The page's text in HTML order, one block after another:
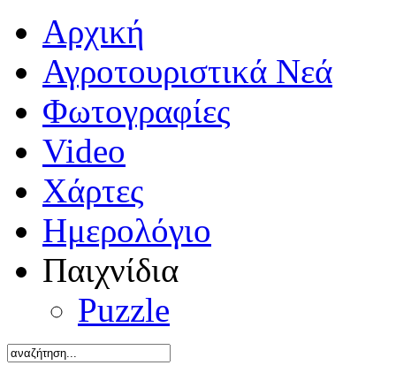
Αρχική
Αγροτουριστικά Νεά
Φωτογραφίες
Video
Χάρτες
Ημερολόγιο
Παιχνίδια
Puzzle